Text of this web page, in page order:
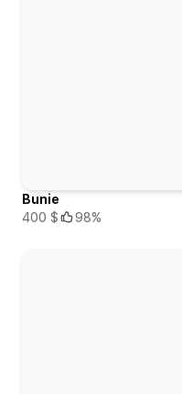
Bunie
400 $
98%